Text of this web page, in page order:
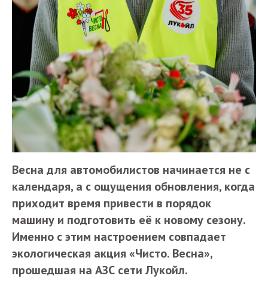
Весна для автомобилистов начинается не с
календаря, а с ощущения обновления, когда
приходит время привести в порядок
машину и подготовить её к новому сезону.
Именно с этим настроением совпадает
экологическая акция «Чисто. Весна»,
прошедшая на АЗС сети Лукойл.